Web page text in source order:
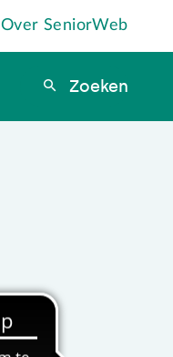
Over SeniorWeb
Zoeken
Zoeken